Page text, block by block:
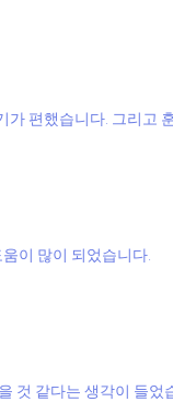
편했습니다. 그리고
이 많이 되었습니다.
것 같다는 생각이 들었